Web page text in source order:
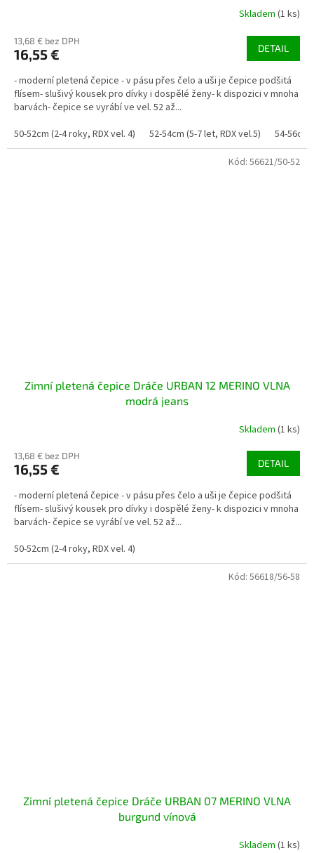
Skladem (1 ks)
13,68 € bez DPH
16,55 € DETAIL
- moderní pletená čepice - v pásu přes čelo a uši je čepice podšitá
flísem- slušivý kousek pro dívky i dospělé ženy- k dispozici v mnoha
barvách- čepice se vyrábí ve vel. 52 až...
50-52cm (2-4 roky, RDX vel. 4)
52-54cm (5-7 let, RDX vel.5) 54-56cm
Zimní pletená čepice Dráče URBAN 12 MERINO VLNA
modrá jeans
Skladem (1 ks)
13,68 € bez DPH
16,55 € DETAIL
- moderní pletená čepice - v pásu přes čelo a uši je čepice podšitá
flísem- slušivý kousek pro dívky i dospělé ženy- k dispozici v mnoha
barvách- čepice se vyrábí ve vel. 52 až...
50-52cm (2-4 roky, RDX vel. 4)
Kód: 56621/50-52
Zimní pletená čepice Dráče URBAN 07 MERINO VLNA
burgund vínová
Skladem (1 ks)
Kód: 56618/56-58